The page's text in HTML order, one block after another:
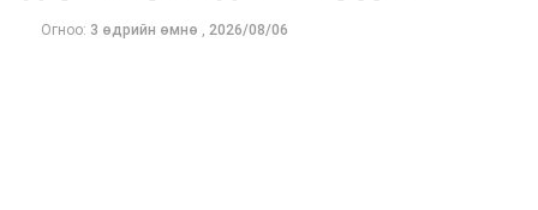
Огноо: 3 өдрийн өмнө , 2026/08/06